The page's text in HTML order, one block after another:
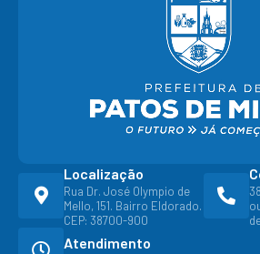
Localização
Rua Dr. José Olympio de
Mello, 151. Bairro Eldorado.
CEP: 38700-900
Atendimento